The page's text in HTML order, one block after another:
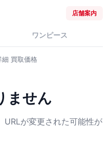
店舗案内
ワンピース
細 買取価格
ません
URLが変更された可能性が